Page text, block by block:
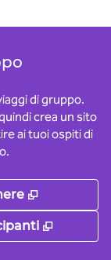
di gruppo.
crea un sito
ai tuoi ospiti di
,
,